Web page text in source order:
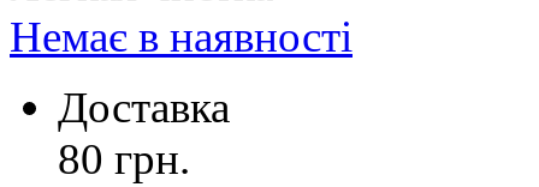
Немає в наявності
Доставка
80 грн.